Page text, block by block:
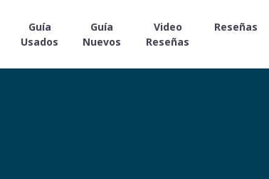
Guía
Usados
Guía
Nuevos
Video
Reseñas
Reseñas